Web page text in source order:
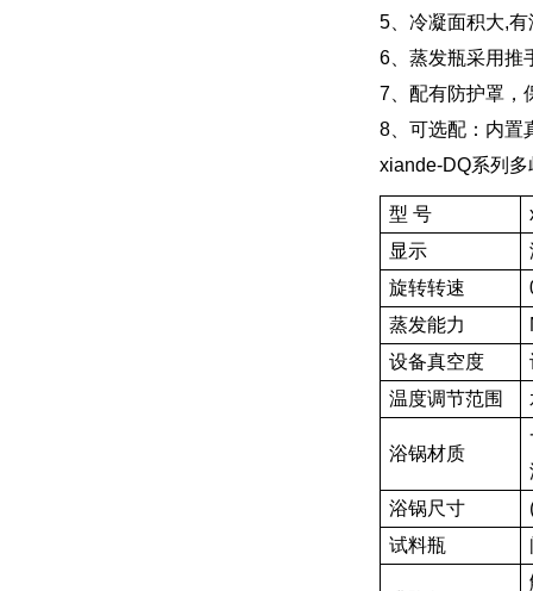
5、冷凝面积大,
6、蒸发瓶采用推
7、配有防护罩，
8、可选配：内置
xiande-DQ系列
型 号
显示
旋转转速
蒸发能力
设备真空度
温度调节范围
浴锅材质
浴锅尺寸
试料瓶